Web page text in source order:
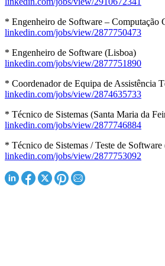
* Engenheiro de Software –
linkedin.com/jobs/view/2877750473
* Engenheiro de Software (Lisboa)
linkedin.com/jobs/view/2877751890
* Coordenador de Equipa de Assistência
linkedin.com/jobs/view/2874635733
* Técnico de Sistemas (Santa Maria da
linkedin.com/jobs/view/2877746884
* Técnico de Sistemas / Teste de
linkedin.com/jobs/view/2877753092